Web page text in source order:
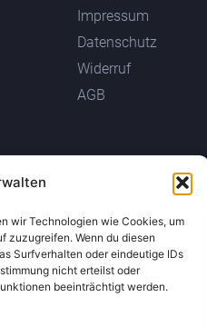
wir Technologien wie Cookies, um
zuzugreifen. Wenn du diesen
Surfverhalten oder eindeutige IDs
nicht erteilst oder
beeinträchtigt werden.
Impressum
Datenschutz
Widerruf
AGB
Alle Bildrechte
und der ByronBricks